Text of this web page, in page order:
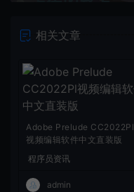
相关文章
Adobe Prelude CC2022Pl
视频编辑软件中文直装版
程序员资讯
admin